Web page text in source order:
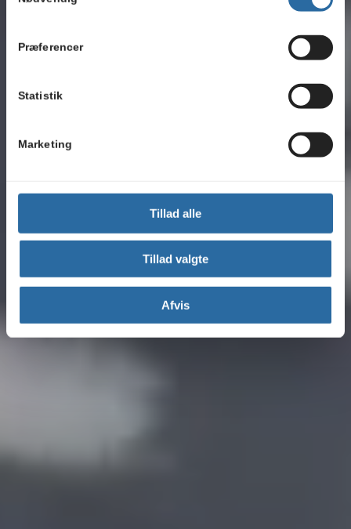
Præferencer
Statistik
Marketing
Tillad alle
Tillad valgte
Afvis